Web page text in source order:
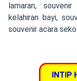
lamaran, souvenir
kelahiran bayi,
souvenir acara
INTIP